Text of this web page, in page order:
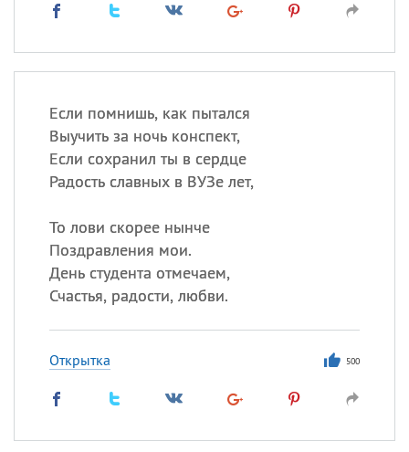
Если помнишь, как пытался
Выучить за ночь конспект,
Если сохранил ты в сердце
Радость славных в ВУЗе лет,
То лови скорее нынче
Поздравления мои.
День студента отмечаем,
Счастья, радости, любви.
Открытка 500